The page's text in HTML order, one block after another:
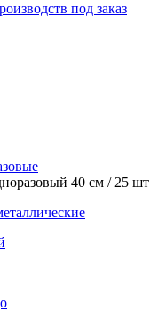
под заказ
40 см / 25 шт